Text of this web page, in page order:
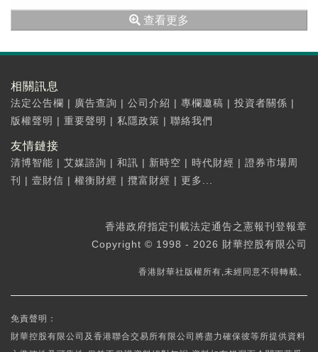
查看更多
相關訊息
法定公告欄 | 廣告查詢 | 公司介紹 | 專欄邀稿 | 投資者關係 |
版權聲明 | 重要聲明 | 私隱政策 | 聯絡我們
友情鏈接
清博智能 | 艾媒諮詢 | 和訊 | 新時空 | 時代財經 | 證券市場周
刊
| 壹財信 | 權衡財經 | 攬富財經 | 更多...
香港政府指定刊載法定通告之憲報刊登報章
Copyright © 1998 - 2026 財華控股有限公司
香港財華社版權所有,未經同意不得轉載。
免責聲明：
財華控股有限公司及香港聯合交易所有限公司將盡力確保彼等所提供資料